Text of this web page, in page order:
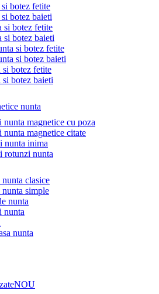
botez fetite
botez baieti
si botez fetite
si botez baieti
si botez fetite
si botez baieti
botez fetite
botez baieti
nunta
magnetice cu poza
magnetice citate
nunta inima
rotunzi nunta
clasice
simple
nunta
nunta
nunta
NOU